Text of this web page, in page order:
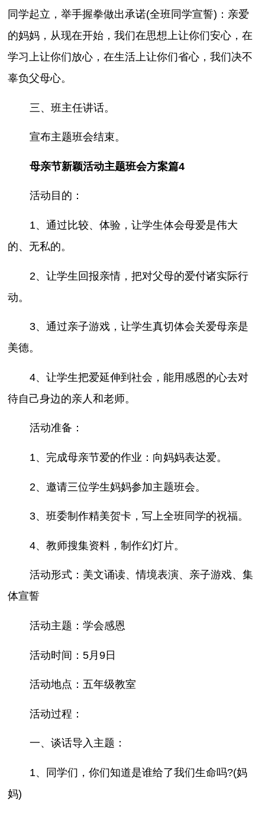
同学起立，举手握拳做出承诺(全班同学宣誓)：亲爱
的妈妈，从现在开始，我们在思想上让你们安心，在
学习上让你们放心，在生活上让你们省心，我们决不
辜负父母心。
三、班主任讲话。
宣布主题班会结束。
母亲节新颖活动主题班会方案篇4
活动目的：
1、通过比较、体验，让学生体会母爱是伟大
的、无私的。
2、让学生回报亲情，把对父母的爱付诸实际行
动。
3、通过亲子游戏，让学生真切体会关爱母亲是
美德。
4、让学生把爱延伸到社会，能用感恩的心去对
待自己身边的亲人和老师。
活动准备：
1、完成母亲节爱的作业：向妈妈表达爱。
2、邀请三位学生妈妈参加主题班会。
3、班委制作精美贺卡，写上全班同学的祝福。
4、教师搜集资料，制作幻灯片。
活动形式：美文诵读、情境表演、亲子游戏、集
体宣誓
活动主题：学会感恩
活动时间：5月9日
活动地点：五年级教室
活动过程：
一、谈话导入主题：
1、同学们，你们知道是谁给了我们生命吗?(妈
妈)